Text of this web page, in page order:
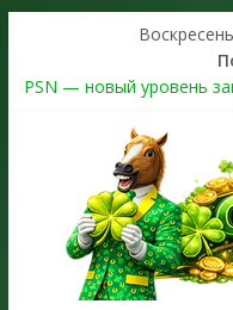
PSN — новый уровень
The Kortz Center Heist
Регистрация в Rockstar
как зарегистрировать
Получайте особые
Fine Art Collector
GTA 6 официальная